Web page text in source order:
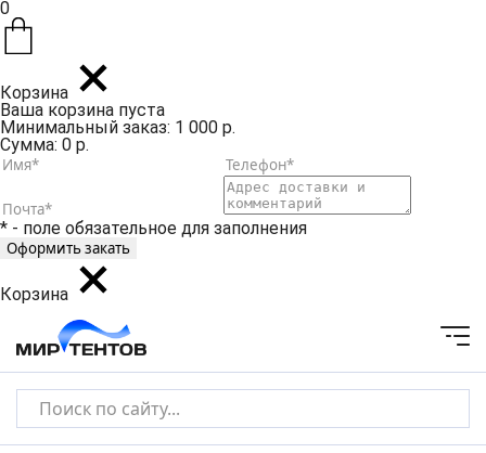
0
Корзина
Ваша корзина пуста
Минимальный заказ: 1 000 р.
Сумма: 0 р.
* - поле обязательное для заполнения
Корзина